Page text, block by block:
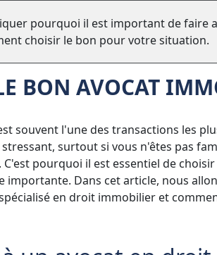
pourquoi il est important de faire
choisir le bon pour votre situation.
BON AVOCAT
souvent l'une des transactions les
surtout si vous n'êtes pas
pourquoi il est essentiel de
importante. Dans cet article, nous
en droit immobilier et